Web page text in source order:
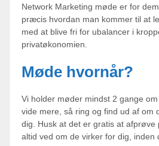
Network Marketing møde er for
præcis hvordan man kommer til at
med at blive fri for ubalancer i
privatøkonomien.
Møde hvornår?
Vi holder møder mindst 2 gange
vide mere, så ring og find ud af om
dig. Husk at det er gratis at afprøve
altid ved om de virker for dig, inden